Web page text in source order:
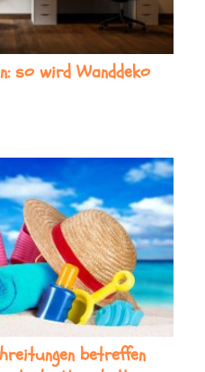
so wird Wanddeko
betreffen